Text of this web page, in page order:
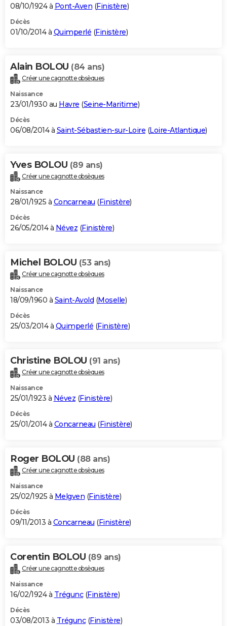
08/10/1924 à Pont-Aven (Finistère)
Décès
01/10/2014 à Quimperlé (Finistère)
Alain BOLOU (84 ans)
Créer une cagnotte obsèques
Naissance
23/01/1930 au Havre (Seine-Maritime)
Décès
06/08/2014 à Saint-Sébastien-sur-Loire (Loire-Atlantique)
Yves BOLOU (89 ans)
Créer une cagnotte obsèques
Naissance
28/01/1925 à Concarneau (Finistère)
Décès
26/05/2014 à Névez (Finistère)
Michel BOLOU (53 ans)
Créer une cagnotte obsèques
Naissance
18/09/1960 à Saint-Avold (Moselle)
Décès
25/03/2014 à Quimperlé (Finistère)
Christine BOLOU (91 ans)
Créer une cagnotte obsèques
Naissance
25/01/1923 à Névez (Finistère)
Décès
25/01/2014 à Concarneau (Finistère)
Roger BOLOU (88 ans)
Créer une cagnotte obsèques
Naissance
25/02/1925 à Melgven (Finistère)
Décès
09/11/2013 à Concarneau (Finistère)
Corentin BOLOU (89 ans)
Créer une cagnotte obsèques
Naissance
16/02/1924 à Trégunc(Finistère)
Décès
03/08/2013 à Trégunc(Finistère)